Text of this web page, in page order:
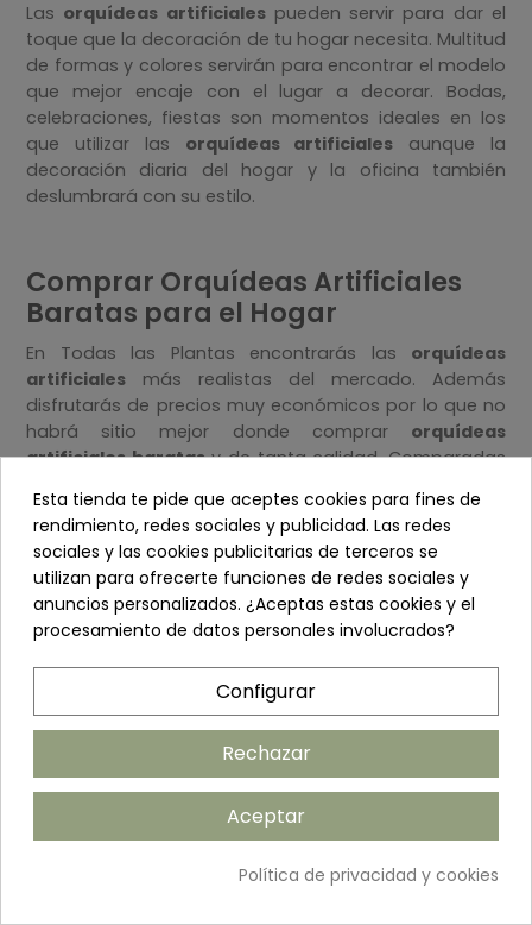
Las orquídeas artificialespueden servir para dar el
toque que la decoración de tu hogar necesita. Multitud
de formas y colores servirán para encontrar el modelo
que mejor encaje con el lugar a decorar. Bodas,
celebraciones, fiestas son momentos ideales en los
que utilizar las orquídeas artificiales aunque la
decoración diaria del hogar y la oficina también
deslumbrará con su estilo.
Comprar Orquídeas Artificiales
Baratas para el Hogar
En Todas las Plantas encontrarás las orquídeas
artificiales más realistas del mercado. Además
disfrutarás de precios muy económicos por lo que no
habrá sitio mejor donde comprar orquídeas
artificiales baratasy de tanta calidad. Comparadas
decoración par el hogar con un largo promedio de
vida y un extraordinario parecido.
Centros de Mesa con Orquídeas
Artificiales
orquídeas artificialesson perfectas para crear y
decorar centros de mesa de todos los tamaños y
estilos. Estilos clásicos y minimalistas u opciones más
Artificiales Grandes
Esta tienda te pide que aceptes cookies para fines de
rendimiento, redes sociales y publicidad. Las redes
sociales y las cookies publicitarias de terceros se
utilizan para ofrecerte funciones de redes sociales y
anuncios personalizados. ¿Aceptas estas cookies y el
procesamiento de datos personales involucrados?
Configurar
Rechazar
Aceptar
Política de privacidad y cookies